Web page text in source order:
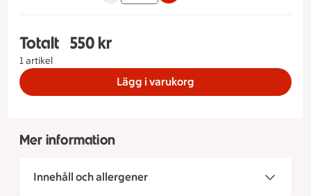
Totalt
1 artikel
Totalt 1 stycken Smörgåstårta Italiensk Storlek
550 kr
Lägg i varukorg
Mer information
Innehåll och allergener